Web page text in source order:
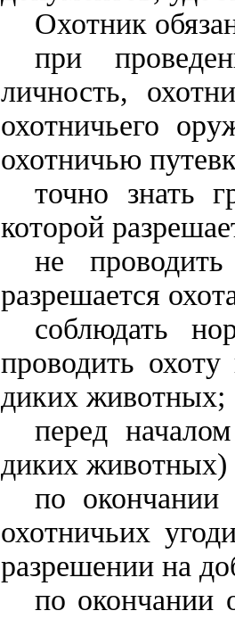
Охотник
при
личность,
охотничьего
охотничью
точно знать
которой
не
разрешается
соблюдать
проводить
диких животных;
перед
диких животных)
по окончании
охотничьих
разрешении на
по окончании